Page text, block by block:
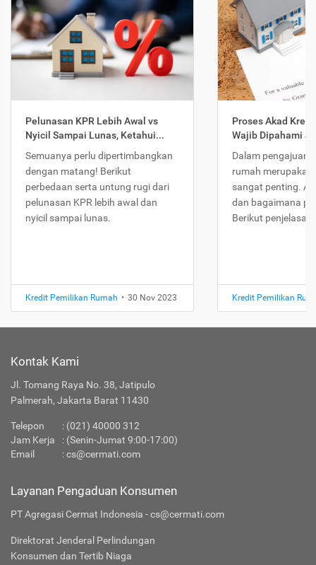
Pelunasan KPR Lebih Awal vs
Nyicil Sampai Lunas, Ketahui...
Semuanya perlu dipertimbangkan
dengan matang! Berikut
perbedaan serta untung rugi dari
pelunasan KPR lebih awal dan
nyicil sampai lunas.
Kredit Pemilikan Rumah • 30 Nov 2023
Proses Akad
Wajib Dipahami
Dalam pengajuan
rumah
sangat penting.
dan bagaimana
Berikut
Kredit Pemilikan
Kontak Kami
Jl. Tomang Raya No. 38, Jatipulo
Palmerah, Jakarta Barat 11430
Telepon : (021) 40000 312
Jam Kerja
: (Senin-Jumat 9:00-17:00)
Email
:cs@cermati.com
Layanan Pengaduan Konsumen
PT Agregasi Cermat Indonesia - cs@cermati.com
Direktorat Jenderal Perlindungan
Konsumen dan Tertib Niaga